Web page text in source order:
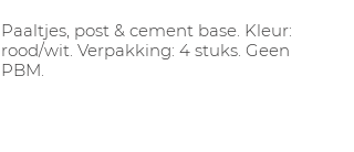
Paaltjes, post & cement base. Kleur:
rood/wit. Verpakking: 4 stuks. Geen
PBM.